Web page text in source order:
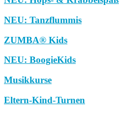
NEU: Tanzflummis
ZUMBA® Kids
NEU: BoogieKids
Musikkurse
Eltern-Kind-Turnen